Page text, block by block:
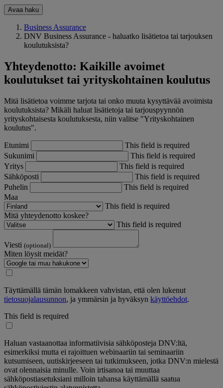
Avaa haku
Business Assurance
DNV Business Assurance - haluatko lisätietoa tai tarjouksen
koulutuksista?
Yhteydenotto: Kaikille avoimet
koulutukset tai yrityskohtainen koulutus
Mitä lisätietoa voimme tarjota tai onko muuta kysyttävää avoimista
koulutuksista? Mikäli haluat lisätietoja tai tarjouspyynnön
yrityskohtaisesta koulutuksesta, niin valitse "Yrityskohtainen
koulutus".
Etunimi
This field is required
Sukunimi
This field is required
Yritys
This field is required
Sähköposti
This field is required
Puhelin
This field is required
Maa
This field is required
Mitä yhteydenotto koskee?
This field is required
Viesti (optional)
Miten löysit meidät?
Täyttämällä tämän lomakkeen vahvistan, että olen lukenut
tietosuojalausunnon, ja ymmärsin ja hyväksyn käyttöehdot.
This field is required
Haluan vastaanottaa informatiivisia sähköposteja DNV:ltä,
esimerkiksi mutta ei rajoittuen webinaariin tai seminaariin
kutsumiseen, uutiskirjeeseen tai tutkimukseen, jotka DNV:n mielestä
ovat olennaisia minulle. Voin irtisanoa tai muuttaa
sähköpostiasetuksiani milloin tahansa käyttämällä saatua